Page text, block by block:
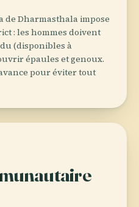
de Dharmasthala impose
: les hommes doivent
(disponibles à
épaules et genoux.
pour éviter tout